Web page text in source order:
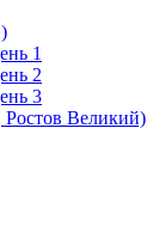
1
2
3
Ростов Великий)